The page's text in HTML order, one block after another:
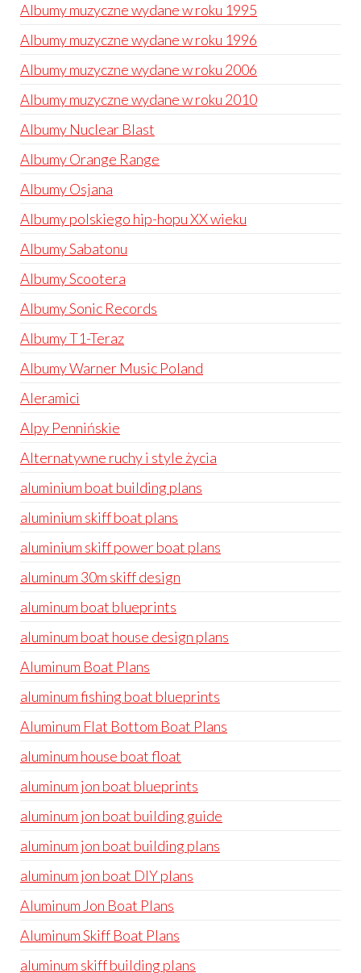
Albumy muzyczne wydane w roku 1995
Albumy muzyczne wydane w roku 1996
Albumy muzyczne wydane w roku 2006
Albumy muzyczne wydane w roku 2010
Albumy Nuclear Blast
Albumy Orange Range
Albumy Osjana
Albumy polskiego hip-hopu XX wieku
Albumy Sabatonu
Albumy Scootera
Albumy Sonic Records
Albumy T1-Teraz
Albumy Warner Music Poland
Aleramici
Alpy Pennińskie
Alternatywne ruchy i style życia
aluminium boat building plans
aluminium skiff boat plans
aluminium skiff power boat plans
aluminum 30m skiff design
aluminum boat blueprints
aluminum boat house design plans
Aluminum Boat Plans
aluminum fishing boat blueprints
Aluminum Flat Bottom Boat Plans
aluminum house boat float
aluminum jon boat blueprints
aluminum jon boat building guide
aluminum jon boat building plans
aluminum jon boat DIY plans
Aluminum Jon Boat Plans
Aluminum Skiff Boat Plans
aluminum skiff building plans